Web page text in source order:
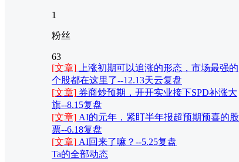
1
粉丝
63
[文章] 上涨初期可以追涨的形态，市场最强的
个股都在这里了--12.13天云复盘
[文章] 券商炒预期，开开实业接下SPD补涨大
旗--8.15复盘
[文章] AI的元年，紧盯半年报超预期预喜的股
票--6.18复盘
[文章] AI回来了嘛？--5.25复盘
Ta的全部动态